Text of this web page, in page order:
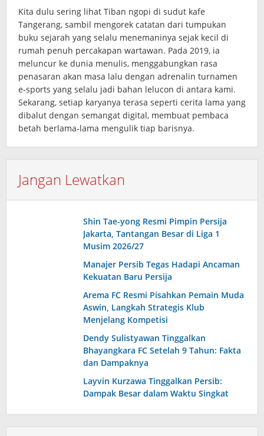
Kita dulu sering lihat Tiban ngopi di sudut kafe
Tangerang, sambil mengorek catatan dari tumpukan
buku sejarah yang selalu menemaninya sejak kecil di
rumah penuh percakapan wartawan. Pada 2019, ia
meluncur ke dunia menulis, menggabungkan rasa
penasaran akan masa lalu dengan adrenalin turnamen
e‑sports yang selalu jadi bahan lelucon di antara kami.
Sekarang, setiap karyanya terasa seperti cerita lama yang
dibalut dengan semangat digital, membuat pembaca
betah berlama‑lama mengulik tiap barisnya.
Jangan Lewatkan
Shin Tae-yong Resmi Pimpin Persija
Jakarta, Tantangan Besar di Liga 1
Musim 2026/27
Manajer Persib Tegas Hadapi Ancaman
Kekuatan Baru Persija
Arema FC Resmi Pisahkan Pemain Muda
Aswin, Langkah Strategis Klub
Menjelang Kompetisi
Dendy Sulistyawan Tinggalkan
Bhayangkara FC Setelah 9 Tahun: Fakta
dan Dampaknya
Layvin Kurzawa Tinggalkan Persib:
Dampak Besar dalam Waktu Singkat